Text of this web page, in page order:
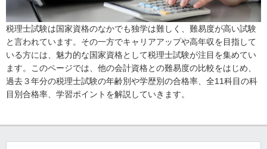
税理士試験は国家資格のなかでも独学は難しく、難易度が高い試験
と言われています。その一方でキャリアアップや高年収を目指して
いる方には、魅力的な国家資格として税理士試験が注目を集めてい
ます。このページでは、他の会計資格との難易度の比較をはじめ、
過去３年分の税理士試験の年齢別や学歴別の合格率、全11科目の科
目別合格率、学習ポイントを解説していきます。